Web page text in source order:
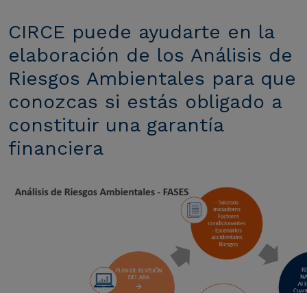
CIRCE puede ayudarte en la
elaboración de los Análisis de
Riesgos Ambientales para que
conozcas si estás obligado a
constituir una garantía
financiera